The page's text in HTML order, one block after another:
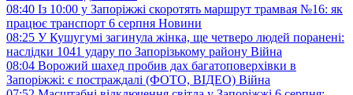
08:40 Із 10:00 у Запоріжжі скоротять маршрут трамвая №16: як
працює транспорт 6 серпня Новини
08:25 У Кушугумі загинула жінка, ще четверо людей поранені:
наслідки 1041 удару по Запорізькому району Війна
08:04 Ворожий шахед пробив дах багатоповерхівки в
Запоріжжі: є постраждалі (ФОТО, ВІДЕО) Війна